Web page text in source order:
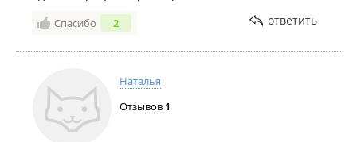
не предупредили заранее при уточнения, что есть,
а чего нет в данном домике, так как раньше мы
территории. В этот раз были и этим разочарованы,
не вкусно.
6. На втором этаже ни одной разетки, хорошо, что
взяли с собой удлинитель
Спасибо 2 ответить
Наталья
Отзывов 1